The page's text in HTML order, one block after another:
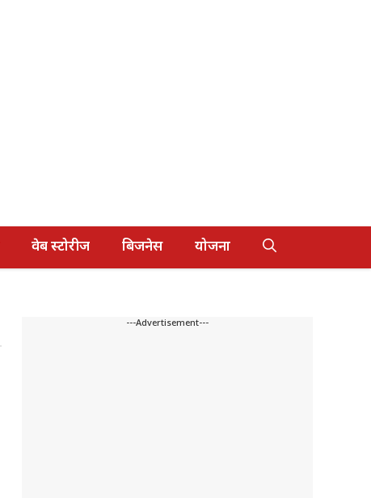
वेब स्टोरीज बिजनेस योजना
---Advertisement---